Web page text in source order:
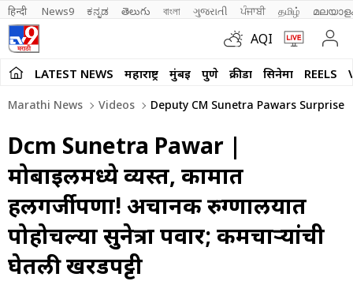
हिन्दी News9 ಕನ್ನಡ తెలుగు বাংলা ગુજરાતી ਪੰਜਾਬੀ தமிழ்
AQI
LATEST NEWS महाराष्ट्र मुंबई पुणे क्रीडा सिनेमा REELS
Marathi News Videos Deputy CM Sunetra Pawars
Dcm Sunetra Pawar |
मोबाईलमध्ये व्यस्त, कामात
हलगर्जीपणा! अचानक रुग्णालयात
पोहोचल्या सुनेत्रा पवार; कर्मचाऱ्यांची
घेतली खरडपट्टी